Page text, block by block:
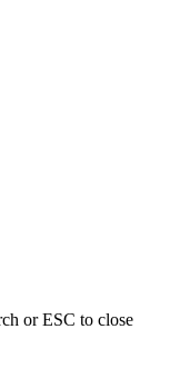
or ESC to close